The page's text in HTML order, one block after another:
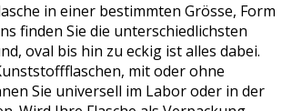
in einer bestimmten Grösse, Form
finden Sie die unterschiedlichsten
oval bis hin zu eckig ist alles dabei.
mit oder ohne
Sie universell im Labor oder in der